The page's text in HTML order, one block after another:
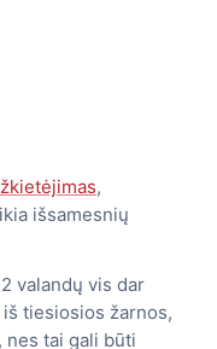
,
išsamesnių
valandų vis dar
tiesiosios žarnos,
tai gali būti